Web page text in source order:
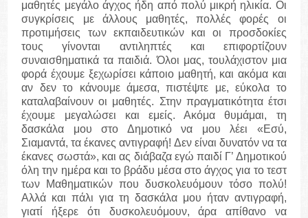
μαθητές μεγάλο άγχος ήδη από πολύ μικρή ηλικία. Οι
συγκρίσεις με άλλους μαθητές, πολλές φορές οι
προτιμήσεις των εκπαιδευτικών και οι προσδοκίες
τους γίνονται αντιληπτές και επιφορτίζουν
συναισθηματικά τα παιδιά. Όλοι μας, τουλάχιστον μια
φορά έχουμε ξεχωρίσει κάποιο μαθητή, και ακόμα και
αν δεν το κάνουμε άμεσα, πιστέψτε με, εύκολα το
καταλαβαίνουν οι μαθητές. Στην πραγματικότητα έτσι
έχουμε μεγαλώσει και εμείς. Ακόμα θυμάμαι, τη
δασκάλα μου στο Δημοτικό να μου λέει «Εσύ,
Σιαμαντά, τα έκανες αντιγραφή! Δεν είναι δυνατόν να τα
έκανες σωστά», και ας διάβαζα εγώ παιδί Γ’ Δημοτικού
όλη την ημέρα και το βράδυ μέσα στο άγχος για το τεστ
των Μαθηματικών που δυσκολευόμουν τόσο πολύ!
Αλλά και πάλι για τη δασκάλα μου ήταν αντιγραφή,
γιατί ήξερε ότι δυσκολευόμουν, άρα απίθανο να